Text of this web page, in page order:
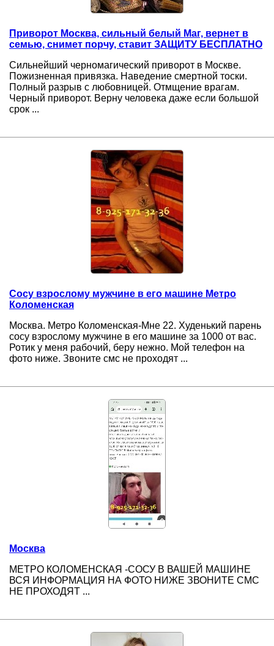
Приворот Москва, сильный белый Маг, вернет в
семью, снимет порчу, ставит ЗАЩИТУ БЕСПЛАТНО
Сильнейший черномагический приворот в Москве.
Пожизненная привязка. Наведение смертной тоски.
Полный разрыв с любовницей. Отмщение врагам.
Черный приворот. Верну человека даже если большой
срок ...
Сосу взрослому мужчине в его машине Метро
Коломенская
Москва. Метро Коломенская-Мне 22. Худенький парень
сосу взрослому мужчине в его машине за 1000 от вас.
Ротик у меня рабочий, беру нежно. Мой телефон на
фото ниже. Звоните смс не проходят ...
Москва
МЕТРО КОЛОМЕНСКАЯ -СОСУ В ВАШЕЙ МАШИНЕ
ВСЯ ИНФОРМАЦИЯ НА ФОТО НИЖЕ ЗВОНИТЕ СМС
НЕ ПРОХОДЯТ ...